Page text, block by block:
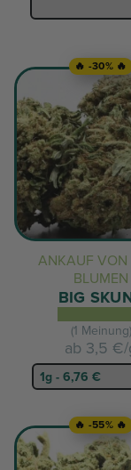
🔥 -30% 🔥
ANKAUF VON
BLUMEN
BIG
(1 Meinung)
ab 3,5 €/
🔥 -55% 🔥